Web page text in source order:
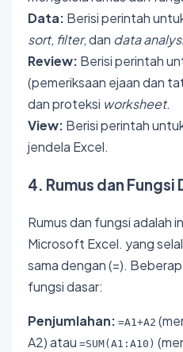
Data: Berisi perintah
sort, filter, dan data
Review: Berisi perintah
(pemeriksaan ejaan dan
dan proteksi worksheet.
View: Berisi perintah
jendela Excel.
4. Rumus dan Fungsi
Rumus dan fungsi adalah
Microsoft Excel. yang
sama dengan (=).
fungsi dasar:
Penjumlahan: =A1+A2
A2) atau =SUM(A1:A10)